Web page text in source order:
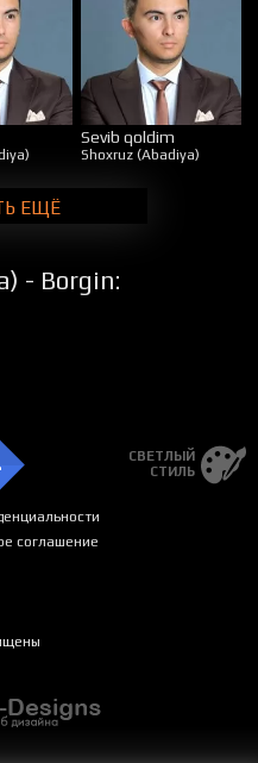
Sevib qoldim
Shoxruz (Abadiya)
ЕЩЁ
- Borgin:
СВЕТЛЫЙ
СТИЛЬ
соглашение